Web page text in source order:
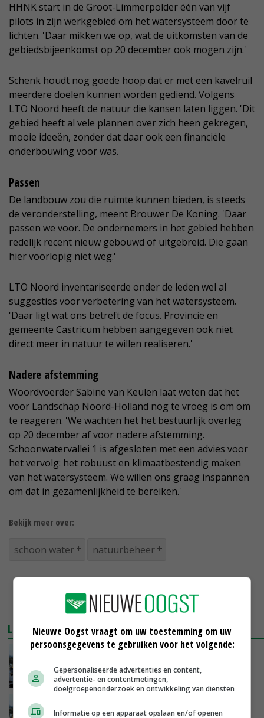
HHNK start in de Groot-Limmerpolder één van vijf
pilots in zijn werkgebied om het watersysteem door te
lichten. 'Daar mikken we op, wat de uitkomsten van de
gebiedsbijeenkomst op 20 december ook mogen zijn.'
Schenk houdt nog goede hoop dat er met een kavelruil
meerdere doelen kunnen worden gediend. Volgens
LTO Noord heeft de natuur die kansen laten liggen. 'Dit
gebied heeft al vele plannen over zich heen gekregen,
mooie ideeën, zonder dat daar ook een financiële
onderbouwing voor was.
Passen
De landbouw zou die ruimte kunnen bieden, is steeds
de veronderstelling, meent Brouwer De Koning. 'Daar
passen we voor. De ondernemers in het gebied hebben
redelijk recent nieuw gebouwd of uitgebreid. Die gaan
hier voorlopig niet weg.'
LTO Noord inventariseerde onder de leden wel al
suggesties voor verbetering van het watersysteem.
'Daar ligt wat ons betreft de focus. Provincie en
gemeente Castricum hebben aangegeven ook niet
direct meer in natuur te willen realiseren.'
Nadere afstemming
Woordvoerder Sabine van Keulen laat weten dat het
voor Landschap Noord-Holland nog te vroeg is om om
te reageren. 'We wachten het het bestuurlijk overleg
op 20 december af voor nadere afstemming.
Schoonwatervallei 1 is afgesloten met een advies voor
het vervolg: het robuust en klimaatbestendig maken
van het watersysteem. We willen ons graag inspannen
om dat in gezamenlijkheid te bereiken.'
Bekijk meer over:
schoon water natuurbeheer
LEES OOK
04-11-2017
Nieuwe Oogst vraagt om uw toestemming om uw
persoonsgegevens te gebruiken voor het volgende:
Gepersonaliseerde advertenties en content,
advertentie- en contentmetingen,
doelgroepenonderzoek en ontwikkeling van diensten
Informatie op een apparaat opslaan en/of openen